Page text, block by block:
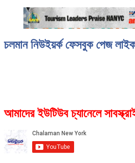
চলমান নিউইয়র্ক ফেসবুক পেজ
আমাদের ইউটিউব চ্যানেলে